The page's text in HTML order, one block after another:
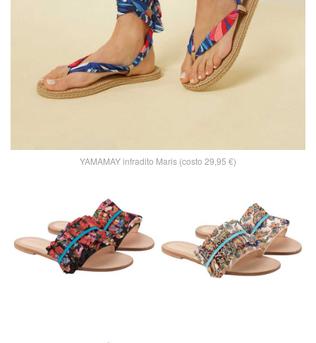
YAMAMAY infradito Maris (costo 29,95 €)